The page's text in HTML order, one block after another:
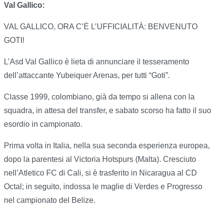
Val Gallico:
VAL GALLICO, ORA C’È L’UFFICIALITÀ: BENVENUTO
GOTI!
L’Asd Val Gallico è lieta di annunciare il tesseramento
dell’attaccante Yubeiquer Arenas, per tutti “Goti”.
Classe 1999, colombiano, già da tempo si allena con la
squadra, in attesa del transfer, e sabato scorso ha fatto il suo
esordio in campionato.
Prima volta in Italia, nella sua seconda esperienza europea,
dopo la parentesi al Victoria Hotspurs (Malta). Cresciuto
nell’Atletico FC di Cali, si è trasferito in Nicaragua al CD
Octal; in seguito, indossa le maglie di Verdes e Progresso
nel campionato del Belize.